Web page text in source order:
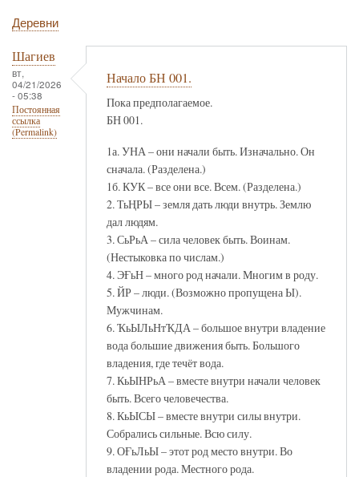
Деревни
Шагиев
вт,
04/21/2026
- 05:38
Постоянная
ссылка
(Permalink)
Начало БН 001.
Пока предполагаемое.
БН 001.
1а. УНА – они начали быть. Изначально. Он
сначала. (Разделена.)
1б. КУК – все они все. Всем. (Разделена.)
2. ТьҢРЫ – земля дать люди внутрь. Землю
дал людям.
3. СьРьА – сила человек быть. Воинам.
(Нестыковка по числам.)
4. ЭҒьН – много род начали. Многим в роду.
5. ЙР – люди. (Возможно пропущена Ы).
Мужчинам.
6. ҠьЫЛьНтҠДА – большое внутри владение
вода большие движения быть. Большого
владения, где течёт вода.
7. КьЫНРьА – вместе внутри начали человек
быть. Всего человечества.
8. КьЫСЫ – вместе внутри силы внутри.
Собрались сильные. Всю силу.
9. ОҒьЛьЫ – этот род место внутри. Во
владении рода. Местного рода.